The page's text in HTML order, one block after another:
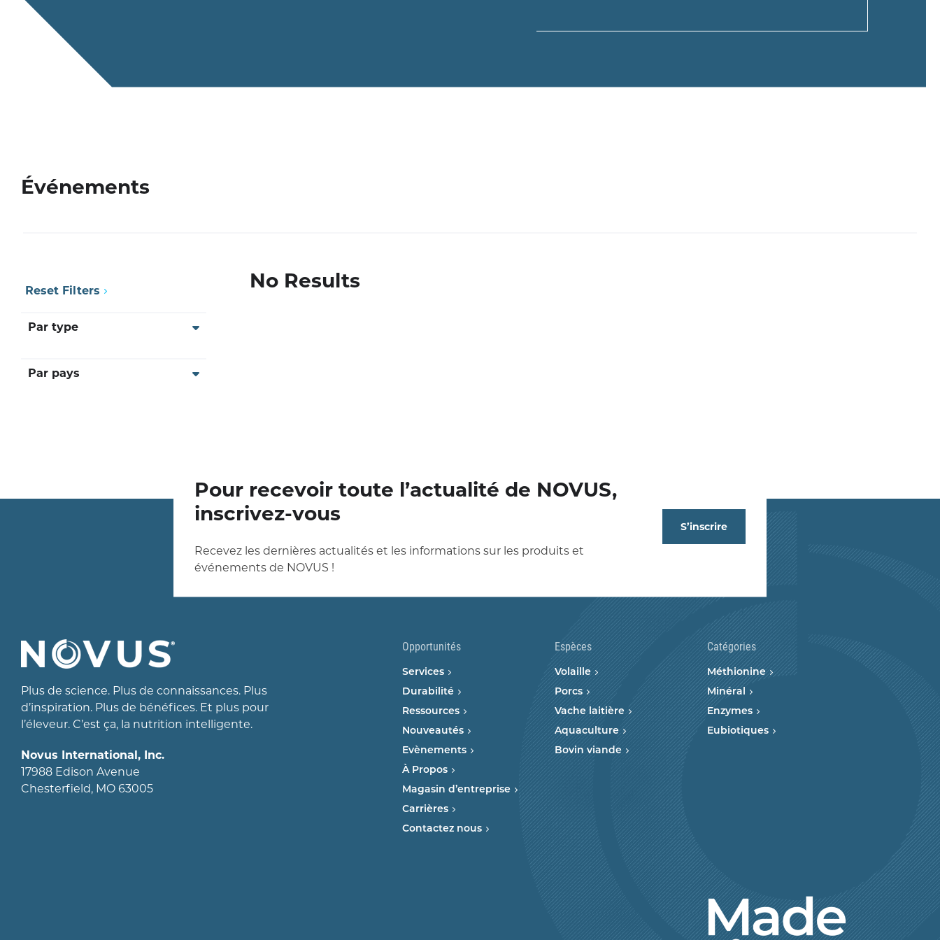
Événements
Reset Filters
Par type
Par pays
No Results
Pour recevoir toute l’actualité de NOVUS,
inscrivez-vous
Recevez les dernières actualités et les informations sur les produits et
événements de NOVUS !
S’inscrire
Plus de science. Plus de connaissances. Plus
d’inspiration. Plus de bénéfices. Et plus pour
l’éleveur. C’est ça, la nutrition intelligente.
Novus International, Inc.
17988 Edison Avenue
Chesterfield, MO 63005
Opportunités
Services
Durabilité
Ressources
Nouveautés
Evènements
À Propos
Magasin d’entreprise
Carrières
Contactez nous
Espèces
Volaille
Porcs
Vache laitière
Aquaculture
Bovin viande
Catégories
Méthionine
Minéral
Enzymes
Eubiotiques